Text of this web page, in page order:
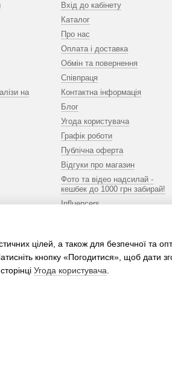
на
Вхід до кабінету
Каталог
Про нас
Оплата і доставка
Обмін та повернення
Співпраця
Контактна інформація
Блог
Угода користувача
Графік роботи
Публічна оферта
Відгуки про магазин
Фото та відео надсилай -
кешбек до 1000 грн забирай!
Influencers
цілей, а також для безпечної та
кнопку «Погодитися», щоб дати
Угода користувача